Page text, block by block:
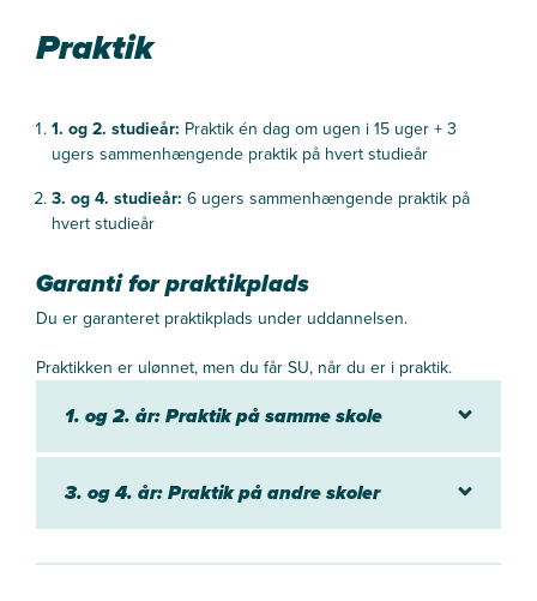
Praktik
1. og 2. studieår: Praktik én dag om ugen i 15 uger + 3
ugers sammenhængende praktik på hvert studieår
3. og 4. studieår: 6 ugers sammenhængende praktik på
hvert studieår
Garanti for praktikplads
Du er garanteret praktikplads under uddannelsen.
Praktikken er ulønnet, men du får SU, når du er i praktik.
1. og 2. år: Praktik på samme skole
3. og 4. år: Praktik på andre skoler